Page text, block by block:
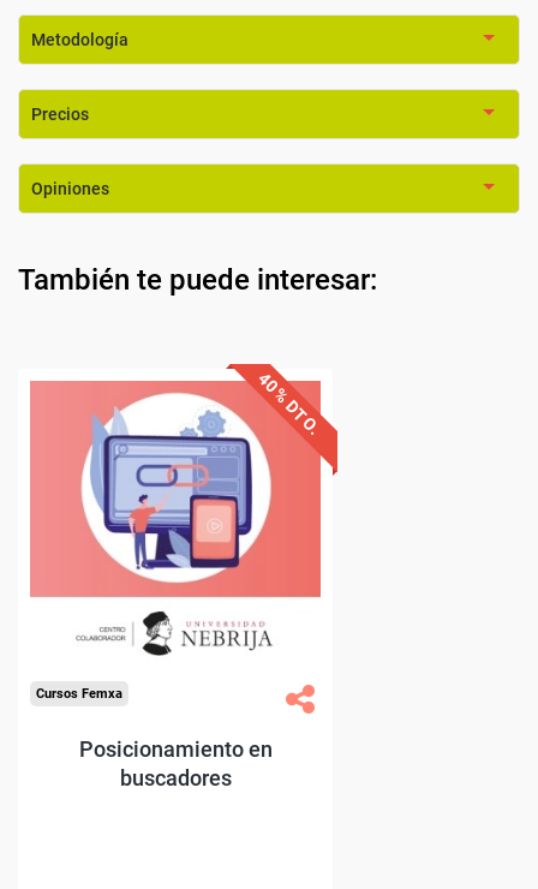
Metodología
Precios
Opiniones
También te puede interesar: